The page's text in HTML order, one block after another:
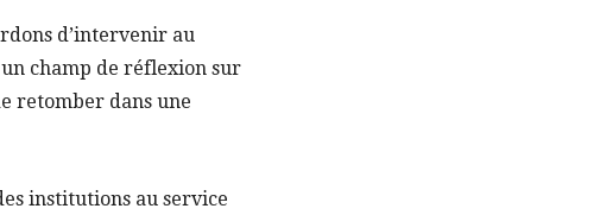
d’intervenir au
champ de réflexion sur
retomber dans une
institutions au service